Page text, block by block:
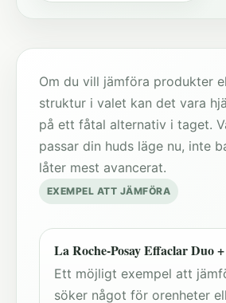
Om du vill jämföra produkter
struktur i valet kan det vara
på ett fåtal alternativ i taget.
passar din huds läge nu, inte
låter mest avancerat.
EXEMPEL ATT JÄMFÖRA
La Roche-Posay Effaclar Duo
Ett möjligt exempel att
söker något för orenheter